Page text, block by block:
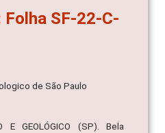
SF-22-C-
de São Paulo
E GEOLÓGICO (SP). Bela